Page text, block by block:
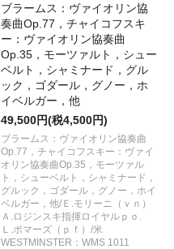
ブラームス：ヴァイオリン協
奏曲Op.77，チャイコフスキ
ー：ヴァイオリン協奏曲
Op.35，モーツァルト，シュー
ベルト，シャミナード，グル
ック，ゴダール，グノー，ホ
イベルガー，他
49,500円(税4,500円)
ブラームス：ヴァイオリン協奏曲
Op.77，チャイコフスキー：ヴァイ
オリン協奏曲Op.35，モーツァル
ト，シューベルト，シャミナード，
グルック，ゴダール，グノー，ホイ
ベルガー，他/Ｅ.モリーニ（ｖｎ）
Ａ.ロジンスキ指揮ロイヤルｐｏ.
Ｌ.ポマーズ（ｐｆ）/米
WESTMINSTER：WMS 1011